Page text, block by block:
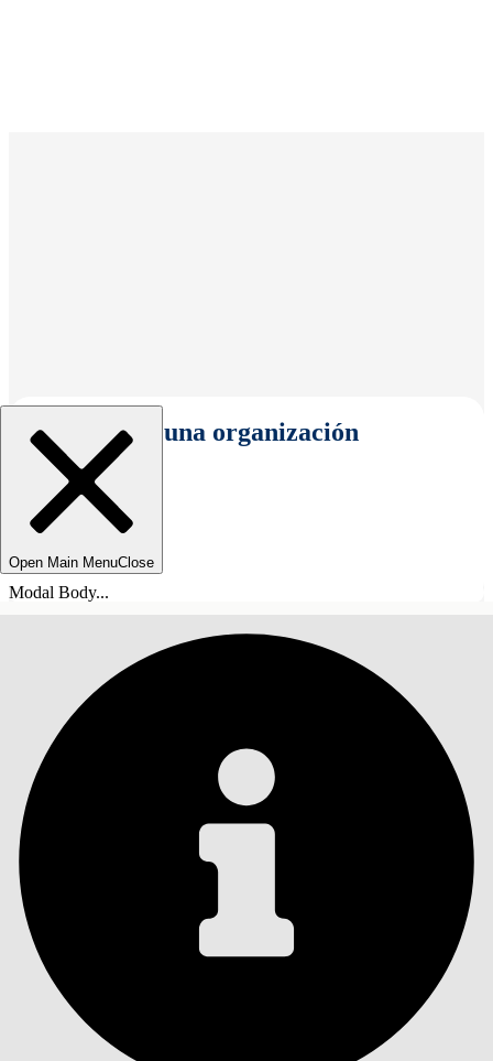
Seleccionar una organización
Open Main MenuClose
Modal Body...
Índice de materias
ÍNDICE DE MATERIAS
Buscar